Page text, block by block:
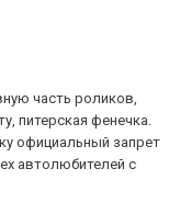
часть роликов,
питерская фенечка.
официальный запрет
автолюбителей с